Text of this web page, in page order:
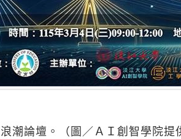
潮論壇。（圖／ＡＩ創智學院提